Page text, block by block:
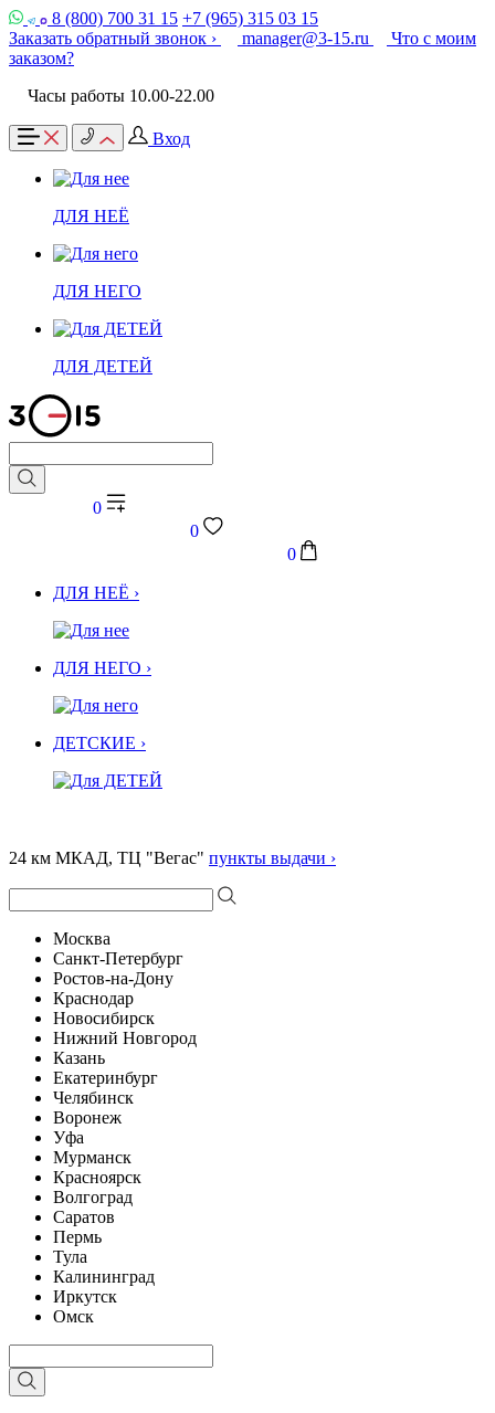
8 (800) 700 31 15 +7 (965) 315 03 15
Заказать обратный звонок ›
manager@3-15.ru
Что с моим
заказом?
Часы работы 10.00-22.00
Вход
ДЛЯ НЕЁ
ДЛЯ НЕГО
ДЛЯ ДЕТЕЙ
0
0
0
ДЛЯ НЕЁ ›
ДЛЯ НЕГО ›
ДЕТСКИЕ ›
24 км МКАД, ТЦ "Вегас" пункты выдачи ›
Москва
Санкт-Петербург
Ростов-на-Дону
Краснодар
Новосибирск
Нижний Новгород
Казань
Екатеринбург
Челябинск
Воронеж
Уфа
Мурманск
Красноярск
Волгоград
Саратов
Пермь
Тула
Калининград
Иркутск
Омск